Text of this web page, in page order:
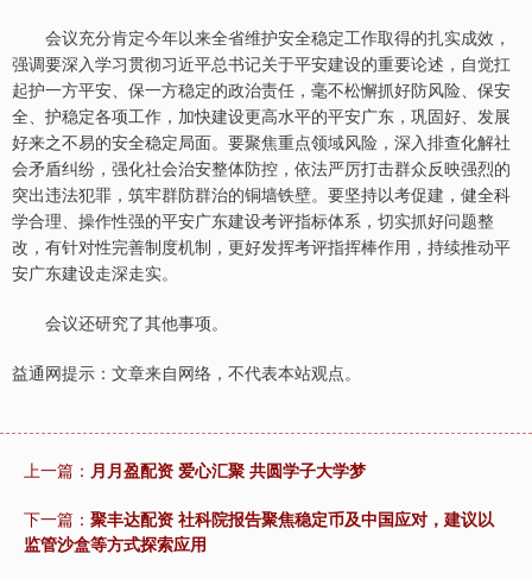
会议充分肯定今年以来全省维护安全稳定工作取得的扎实成效，
强调要深入学习贯彻习近平总书记关于平安建设的重要论述，自觉扛
起护一方平安、保一方稳定的政治责任，毫不松懈抓好防风险、保安
全、护稳定各项工作，加快建设更高水平的平安广东，巩固好、发展
好来之不易的安全稳定局面。要聚焦重点领域风险，深入排查化解社
会矛盾纠纷，强化社会治安整体防控，依法严厉打击群众反映强烈的
突出违法犯罪，筑牢群防群治的铜墙铁壁。要坚持以考促建，健全科
学合理、操作性强的平安广东建设考评指标体系，切实抓好问题整
改，有针对性完善制度机制，更好发挥考评指挥棒作用，持续推动平
安广东建设走深走实。
会议还研究了其他事项。
益通网提示：文章来自网络，不代表本站观点。
上一篇： 月月盈配资 爱心汇聚 共圆学子大学梦
下一篇： 聚丰达配资 社科院报告聚焦稳定币及中国应对，建议以
监管沙盒等方式探索应用